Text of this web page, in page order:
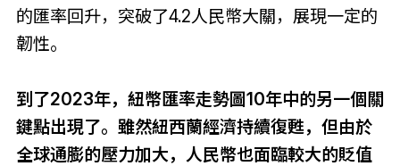
的匯率回升，突破了4.2人民幣大關，展現一定的
韌性。
到了2023年，紐幣匯率走勢圖10年中的另一個關
鍵點出現了。雖然紐西蘭經濟持續復甦，但由於
全球通膨的壓力加大，人民幣也面臨較大的貶值